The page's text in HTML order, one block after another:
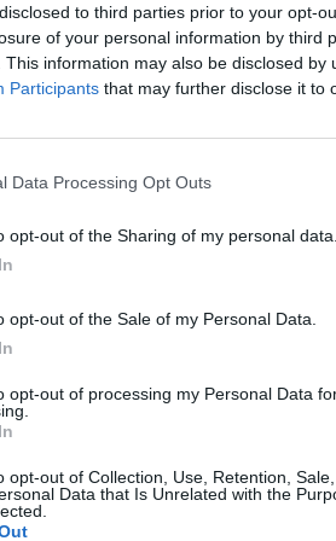
to third parties prior to your opt-
of your personal information by third
This information may also be disclosed by
Participants that may further disclose it to
Data Processing Opt Outs
opt-out of the Sharing of my personal data.
opt-out of the Sale of my Personal Data.
opt-out of processing my Personal Data
opt-out of Collection, Use, Retention,
Data that Is Unrelated with the
è stato soccorso sul
dalla polizia, ha 29
e assolto nel 2010
un attacco ad una base
scorso. La rivendicazione del
attraverso la sua agenzia,
Melbourne è stato effettuato
Stato Islamico in risposta
sulla veridicità della
Al Qaeda e l'Isis sono due
un controsenso.
Rudy Giuliani a
americana